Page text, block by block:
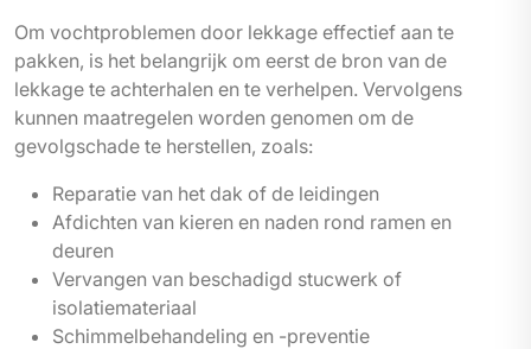
Om vochtproblemen door lekkage effectief aan te
pakken, is het belangrijk om eerst de bron van de
lekkage te achterhalen en te verhelpen. Vervolgens
kunnen maatregelen worden genomen om de
gevolgschade te herstellen, zoals:
Reparatie van het dak of de leidingen
Afdichten van kieren en naden rond ramen en
deuren
Vervangen van beschadigd stucwerk of
isolatiemateriaal
Schimmelbehandeling en -preventie